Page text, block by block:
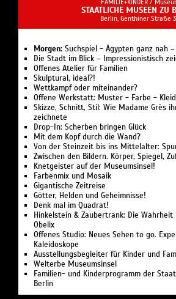
FAMILIE+KINDER /
STAATLICHE MUSEEN ZU
Berlin, Genthiner Straße
Morgen:Suchspiel - Ägypten ganz nah –
Die Stadt im Blick – Impressionistisch
Offenes Atelier für Familien
Skulptural, ideal?!
Wettkampf oder miteinander?
Offene Werkstatt: Muster - Farbe -
Skizze, Schnitt, Stil: Wie Madame Grès
zeichnete
Drop-In: Scherben bringen Glück
Mit dem Kopf durch die Wand?
Von der Steinzeit bis ins Mittelalter:
Zwischen den Bildern. Körper, Spiegel,
Knetgeister auf der Museumsinsel!
Farbenmix und Mosaik
Gigantische Zeitreise
Götter, Helden und Geheimnisse!
Denk mal im Quadrat!
Hinkelstein & Zaubertrank: Die Wahrheit
Obelix
Offenes Studio: Neues Sehen to go.
Kaleidoskope
Ausstellungsbegleiter für Kinder und
Welterbe Museumsinsel
Familien- und Kinderprogramm der
Berlin